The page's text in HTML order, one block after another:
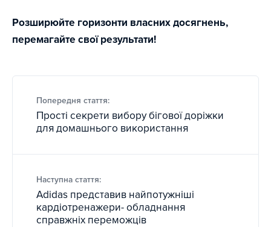
Розширюйте горизонти власних досягнень,
перемагайте свої результати!
Попередня стаття:
Прості секрети вибору бігової доріжки
для домашнього використання
Наступна стаття:
Adidas представив найпотужніші
кардіотренажери- обладнання
справжніх переможців